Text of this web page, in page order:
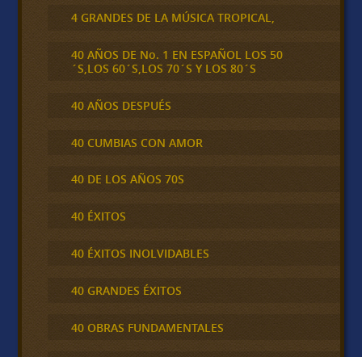
4 GRANDES DE LA MÚSICA TROPICAL,
40 AÑOS DE No. 1 EN ESPAÑOL LOS 50
´S,LOS 60´S,LOS 70´S Y LOS 80´S
40 AÑOS DESPUÉS
40 CUMBIAS CON AMOR
40 DE LOS AÑOS 70S
40 ÉXITOS
40 ÉXITOS INOLVIDABLES
40 GRANDES ÉXITOS
40 OBRAS FUNDAMENTALES